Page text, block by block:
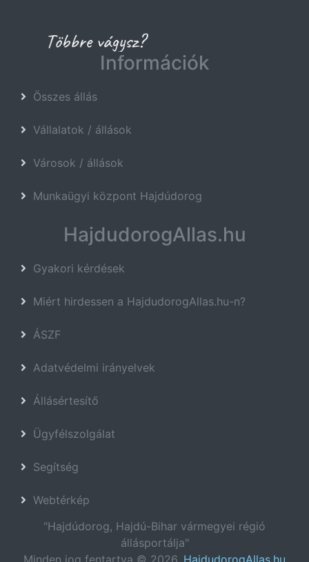
Információk
Összes állás
Vállalatok / állások
Városok / állások
Munkaügyi központ Hajdúdorog
HajdudorogAllas.hu
Gyakori kérdések
Miért hirdessen a HajdudorogAllas.hu-n?
ÁSZF
Adatvédelmi irányelvek
Állásértesítő
Ügyfélszolgálat
Segítség
Webtérkép
"Hajdúdorog, Hajdú-Bihar vármegyei régió
állásportálja"